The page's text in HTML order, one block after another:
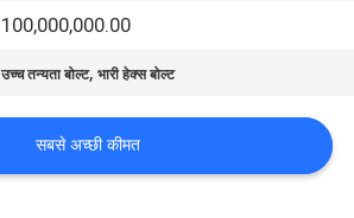
100,000,000.00
उच्च तन्यता बोल्ट,भारी हेक्स बोल्ट
सबसे अच्छी कीमत